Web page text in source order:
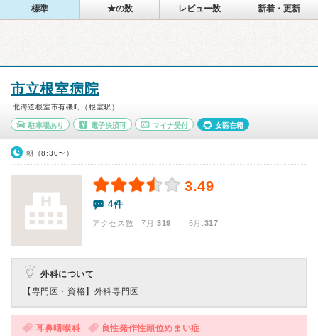
標準 ★の数 レビュー数 新着・更新
市立根室病院
北海道根室市有磯町（根室駅）
駐車場あり 電子決済可 マイナ受付 女医在籍
朝（8:30〜）
3.49
4件
アクセス数 7月:319 | 6月:317
外科について
【専門医・資格】 外科専門医
耳鼻咽喉科
良性発作性頭位めまい症